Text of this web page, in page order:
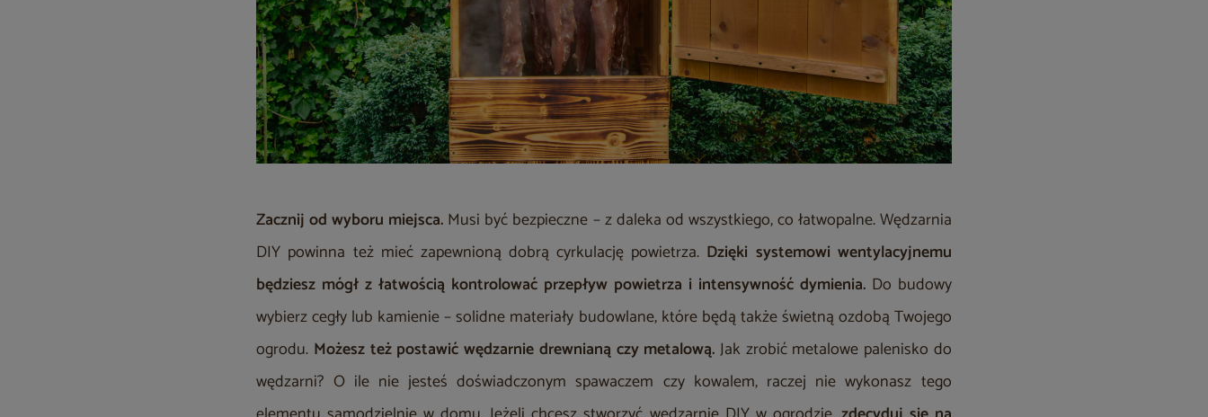
Zacznij od wyboru miejsca. Musi być bezpieczne – z daleka od wszystkiego, co łatwopalne. Wędzarnia
DIY powinna też mieć zapewnioną dobrą cyrkulację powietrza. Dzięki systemowi wentylacyjnemu
będziesz mógł z łatwością kontrolować przepływ powietrza i intensywność dymienia. Do budowy
wybierz cegły lub kamienie – solidne materiały budowlane, które będą także świetną ozdobą Twojego
ogrodu. Możesz też postawić wędzarnie drewnianą czy metalową. Jak zrobić metalowe palenisko do
wędzarni? O ile nie jesteś doświadczonym spawaczem czy kowalem, raczej nie wykonasz tego